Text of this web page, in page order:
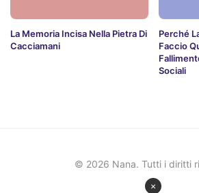
La Memoria Incisa Nella Pietra Di
Cacciamani
Perché
Faccio
Sociali
×
© 2026 Nana. Tutti i diritti